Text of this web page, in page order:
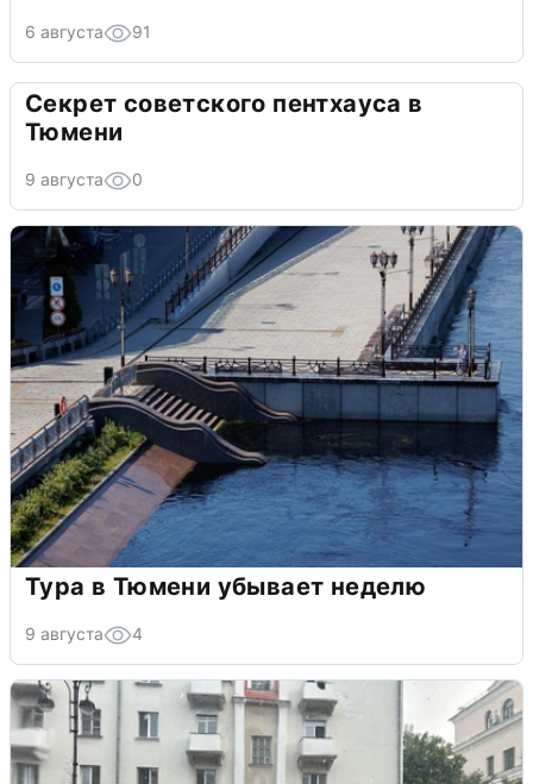
6 августа 91
Секрет советского пентхауса в
Тюмени
9 августа 0
Тура в Тюмени убывает неделю
9 августа 4